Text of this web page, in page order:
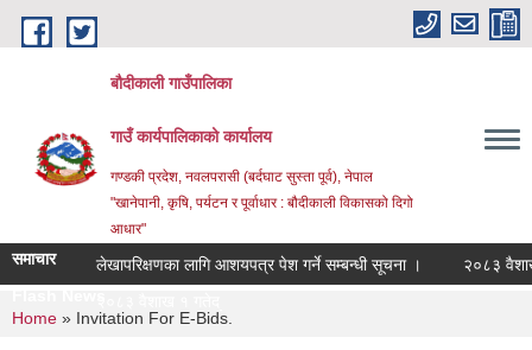
Skip to main content
बौदीकाली गाउँपालिका
गाउँ कार्यपालिकाको कार्यालय
गण्डकी प्रदेश, नवलपरासी (बर्दघाट सुस्ता पूर्व), नेपाल
"खानेपानी, कृषि, पर्यटन र पूर्वाधार : बौदीकाली विकासको दिगो
आधार"
समाचार लेखापरिक्षणका लागि आशयपत्र पेश गर्ने सम्बन्धी सूचना ।
२०८३ वैशाख १
You are here
Home » Invitation For E-Bids.